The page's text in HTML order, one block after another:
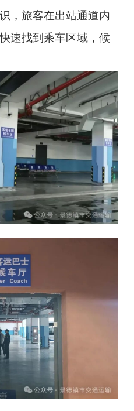
，旅客在出站通道内
速找到乘车区域，候